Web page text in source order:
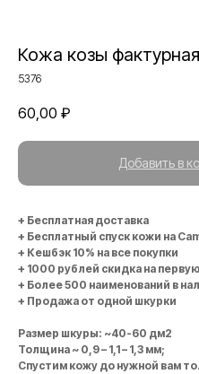
Кожа козы
5376
60,00 ₽
Добавить в
+ Бесплатная доставка
+ Бесплатный спуск кожи на
+ Кешбэк 10% на все покупки
+ 1000 рублей скидка на
+ Более 500 наименований в
+ Продажа от одной шкурки
Размер шкуры: ~40-60 дм2
Толщина ~ 0,9 – 1,1 – 1,3 мм;
Спустим кожу до нужной вам